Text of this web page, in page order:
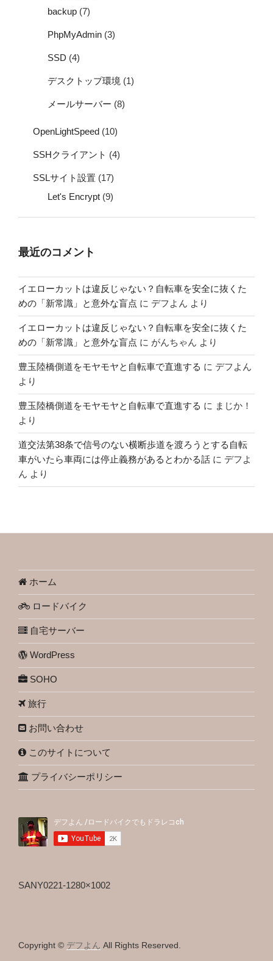
backup (7)
PhpMyAdmin (3)
SSD (4)
デスクトップ環境 (1)
メールサーバー (8)
OpenLightSpeed (10)
SSHクライアント (4)
SSLサイト設置 (17)
Let's Encrypt (9)
最近のコメント
イエローカットは違反じゃない？自転車を安全に抜くた
めの「新常識」と意外な盲点 に デフよん より
イエローカットは違反じゃない？自転車を安全に抜くた
めの「新常識」と意外な盲点 に がんちゃん より
豊玉陸橋側道をモヤモヤと自転車で直進する に デフよん
より
豊玉陸橋側道をモヤモヤと自転車で直進する に まじか！
より
道交法第38条で信号のない横断歩道を渡ろうとする自転
車がいたら車両には停止義務があるとわかる話 に デフよ
ん より
ホーム
ロードバイク
自宅サーバー
WordPress
SOHO
旅行
お問い合わせ
このサイトについて
プライバシーポリシー
SANY0221-1280×1002
Copyright © デフよん All Rights Reserved.